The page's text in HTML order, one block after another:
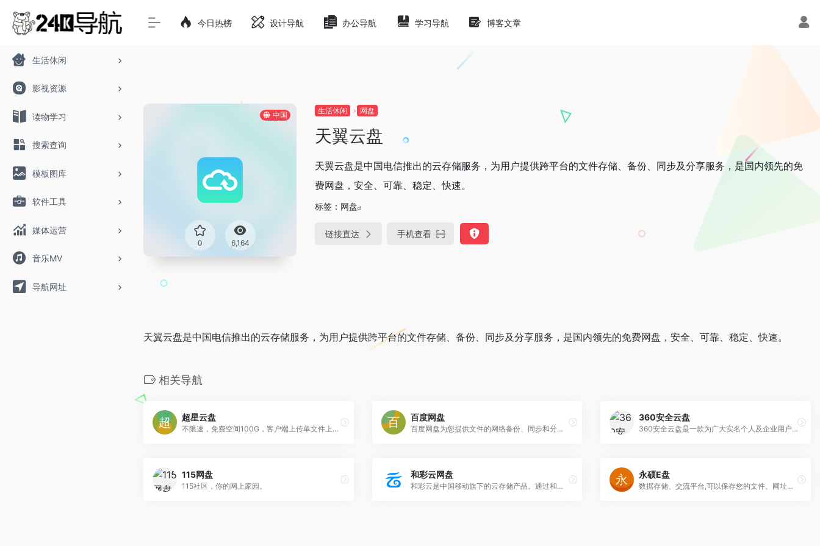
生活休闲
影视资源
读物学习
搜索查询
模板图库
软件工具
媒体运营
音乐MV
导航网址
今日热榜 设计导航 办公导航 学习导航 博客文章
中国
0 6,164
生活休闲 网盘
天翼云盘
天翼云盘是中国电信推出的云存储服务，为用户提供跨平台的文件存储、备份、同步及分享服务，是国内领先的免
费网盘，安全、可靠、稳定、快速。
标签： 网盘
链接直达 手机查看
天翼云盘是中国电信推出的云存储服务，为用户提供跨平台的文件存储、备份、同步及分享服务，是国内领先的免费网盘，安全、可靠、稳定、快速。
相关导航
超星云盘
不限速，免费空间100G，客户端上传单文件上限15G
百度网盘
百度网盘为您提供文件的网络备份、同步和分享服务。空间大、速度快、安全稳固，支持教育网加速，支持手机端。现在注册即有机会享受15G的免费存储空间
360安全云盘
360安全云盘是一款为广大实名个人及企业用户提供云存储及文件共享服务的产品。可以安全存储个人数据、实现多端同步、自动备份，并为中小企业、公司团队及家人朋友之间提供文件共享、成员管理等便捷的协同服务。
115网盘
115社区，你的网上家园。
和彩云网盘
和彩云是中国移动旗下的云存储产品。通过和彩云，您可以在手机和电脑间备份或同步照片、日历、通讯录、文档等，享受安全便捷的多种云服务。现在注册即有16G永久存储空间。
永硕E盘
数据存储、交流平台,可以保存您的文件、网址、记事等。